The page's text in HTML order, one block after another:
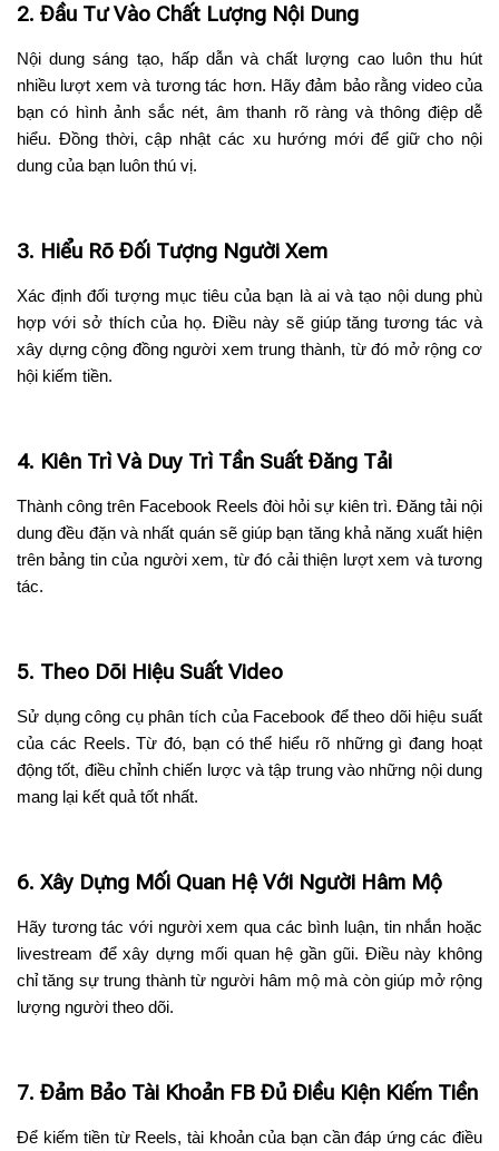
2. Đầu Tư Vào Chất Lượng Nội Dung
Nội dung sáng tạo, hấp dẫn và chất lượng cao luôn thu hút
nhiều lượt xem và tương tác hơn. Hãy đảm bảo rằng video của
bạn có hình ảnh sắc nét, âm thanh rõ ràng và thông điệp dễ
hiểu. Đồng thời, cập nhật các xu hướng mới để giữ cho nội
dung của bạn luôn thú vị.
3. Hiểu Rõ Đối Tượng Người Xem
Xác định đối tượng mục tiêu của bạn là ai và tạo nội dung phù
hợp với sở thích của họ. Điều này sẽ giúp tăng tương tác và
xây dựng cộng đồng người xem trung thành, từ đó mở rộng cơ
hội kiếm tiền.
4. Kiên Trì Và Duy Trì Tần Suất Đăng Tải
Thành công trên Facebook Reels đòi hỏi sự kiên trì. Đăng tải nội
dung đều đặn và nhất quán sẽ giúp bạn tăng khả năng xuất hiện
trên bảng tin của người xem, từ đó cải thiện lượt xem và tương
tác.
5. Theo Dõi Hiệu Suất Video
Sử dụng công cụ phân tích của Facebook để theo dõi hiệu suất
của các Reels. Từ đó, bạn có thể hiểu rõ những gì đang hoạt
động tốt, điều chỉnh chiến lược và tập trung vào những nội dung
mang lại kết quả tốt nhất.
6. Xây Dựng Mối Quan Hệ Với Người Hâm Mộ
Hãy tương tác với người xem qua các bình luận, tin nhắn hoặc
livestream để xây dựng mối quan hệ gần gũi. Điều này không
chỉ tăng sự trung thành từ người hâm mộ mà còn giúp mở rộng
lượng người theo dõi.
7. Đảm Bảo Tài Khoản FB Đủ Điều Kiện Kiếm Tiền
Để kiếm tiền từ Reels, tài khoản của bạn cần đáp ứng các điều